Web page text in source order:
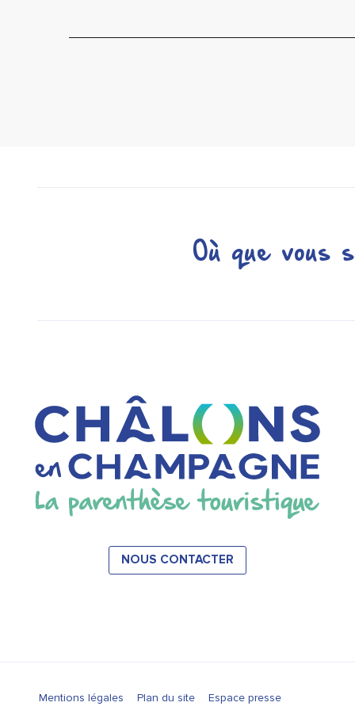
Où que vous
NOUS CONTACTER
Mentions légales Plan du site Espace presse